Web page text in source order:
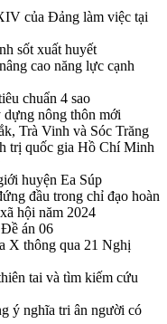
của Đảng làm việc tại
sốt xuất huyết
cao năng lực cạnh
chuẩn 4 sao
nông thôn mới
Trà Vinh và Sóc Trăng
trị quốc gia Hồ Chí Minh
huyện Ea Súp
đầu trong chỉ đạo hoàn
hội năm 2024
án 06
X thông qua 21 Nghị
tai và tìm kiếm cứu
ý nghĩa tri ân người có